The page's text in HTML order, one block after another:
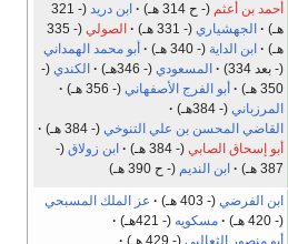
أحمد بن أعثم (- ح 314 هـ) ابن دريد
(- 321
هـ)
الجهشياري (- 331 هـ) الصولي
(- 335
هـ)
ابن الداية (- 340 هـ)
أبو محمد الهمداني
(- بعد 334)
المسعودي (- 346هـ) الكندي (-
350 هـ)
أبو الفرج الأصفهاني (- 356 هـ)
المرزباني (- 384هـ)
القاضي المحسن بن علي التنوخي (- 384 هـ)
أبو إسحاق الصابي (- 384 هـ) ابن زولاق (-
387 هـ)
ابن النديم (- ح 390 هـ)
ابن الفرضي (- 403 هـ)
عز الملك المسبحي
(- 420 هـ)
مسكويه (- 421هـ)
أبو منصور الثعالبي (- 429 هـ)